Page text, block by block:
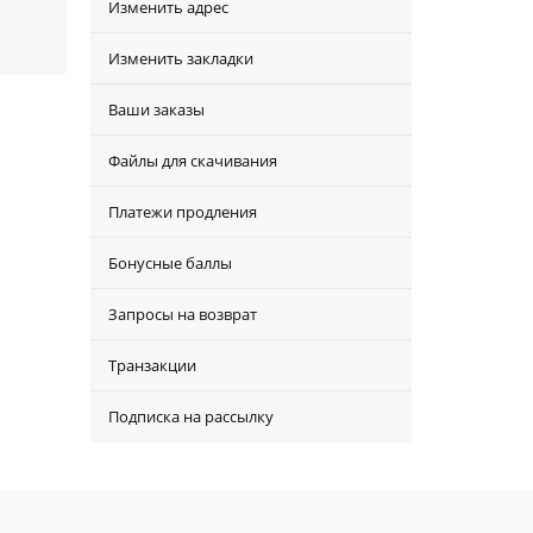
Изменить адрес
Изменить закладки
Ваши заказы
Файлы для скачивания
Платежи продления
Бонусные баллы
Запросы на возврат
Транзакции
Подписка на рассылку